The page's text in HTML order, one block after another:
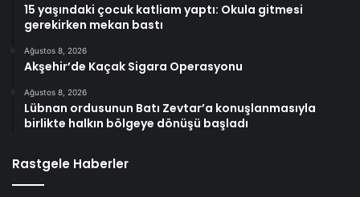
15 yaşındaki çocuk katliam yaptı: Okula gitmesi
gerekirken mekan bastı
Ağustos 8, 2026
Akşehir’de Kaçak Sigara Operasyonu
Ağustos 8, 2026
Lübnan ordusunun Batı Zevtar’a konuşlanmasıyla
birlikte halkın bölgeye dönüşü başladı
Rastgele Haberler